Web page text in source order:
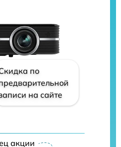
по
на сайте
акции